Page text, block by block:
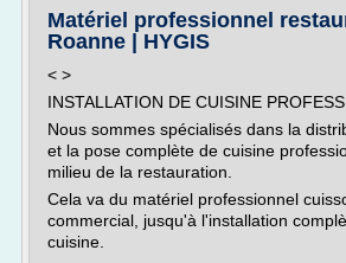
Matériel professionnel
Roanne | HYGIS
< >
INSTALLATION DE CUISINE
Nous sommes spécialisés dans la
et la pose complète de cuisine
milieu de la restauration.
Cela va du matériel professionnel
commercial, jusqu'à l'installation
cuisine.